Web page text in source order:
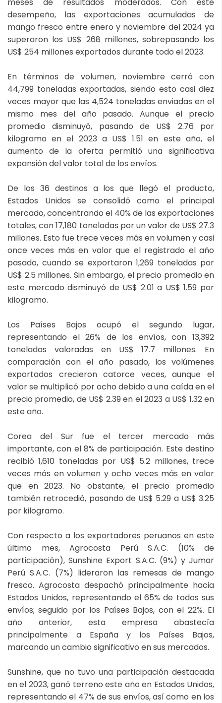
desempeño, las exportaciones acumuladas de
mango fresco entre enero y noviembre del 2024 ya
superaron los US$ 268 millones, sobrepasando los
US$ 254 millones exportados durante todo el 2023.
En términos de volumen, noviembre cerró con
44,799 toneladas exportadas, siendo esto casi diez
veces mayor que las 4,524 toneladas enviadas en el
mismo mes del año pasado. Aunque el precio
promedio disminuyó, pasando de US$ 2.76 por
kilogramo en el 2023 a US$ 1.51 en este año, el
aumento de la oferta permitió una significativa
expansión del valor total de los envíos.
De los 36 destinos a los que llegó el producto,
Estados Unidos se consolidó como el principal
mercado, concentrando el 40% de las exportaciones
totales, con 17,180 toneladas por un valor de US$ 27.3
millones. Esto fue trece veces más en volumen y casi
once veces más en valor que el registrado el año
pasado, cuando se exportaron 1,269 toneladas por
US$ 2.5 millones. Sin embargo, el precio promedio en
este mercado disminuyó de US$ 2.01 a US$ 1.59 por
kilogramo.
Los Países Bajos ocupó el segundo lugar,
representando el 26% de los envíos, con 13,392
toneladas valoradas en US$ 17.7 millones. En
comparación con el año pasado, los volúmenes
exportados crecieron catorce veces, aunque el
valor se multiplicó por ocho debido a una caída en el
precio promedio, de US$ 2.39 en el 2023 a US$ 1.32 en
este año.
Corea del Sur fue el tercer mercado más
importante, con el 8% de participación. Este destino
recibió 1,610 toneladas por US$ 5.2 millones, trece
veces más en volumen y ocho veces más en valor
que en 2023. No obstante, el precio promedio
también retrocedió, pasando de US$ 5.29 a US$ 3.25
por kilogramo.
Con respecto a los exportadores peruanos en este
último mes, Agrocosta Perú S.A.C. (10% de
participación), Sunshine Export S.A.C. (9%) y Jumar
Perú S.A.C. (7%) lideraron las remesas de mango
fresco. Agrocosta despachó principalmente hacia
Estados Unidos, representando el 65% de todos sus
envíos; seguido por los Países Bajos, con el 22%. El
año anterior, esta empresa abastecía
principalmente a España y los Países Bajos,
marcando un cambio significativo en sus mercados.
Sunshine, que no tuvo una participación destacada
en el 2023, ganó terreno este año en Estados Unidos,
representando el 47% de sus envíos, así como en los